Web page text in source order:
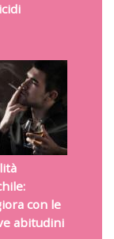
con le
abitudini